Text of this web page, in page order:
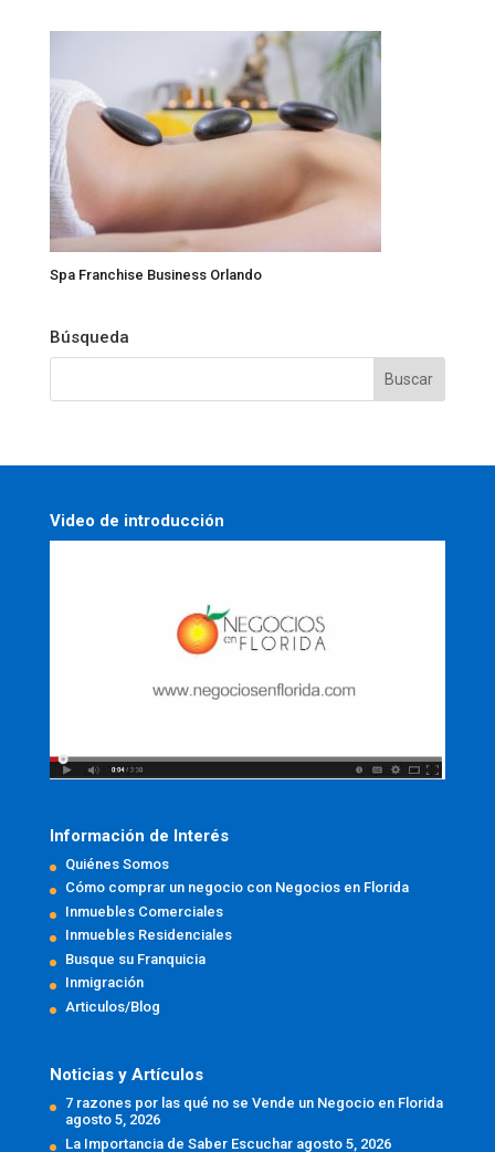
Spa Franchise Business Orlando
Búsqueda
Video de introducción
Información de Interés
Quiénes Somos
Cómo comprar un negocio con Negocios en Florida
Inmuebles Comerciales
Inmuebles Residenciales
Busque su Franquicia
Inmigración
Articulos/Blog
Noticias y Artículos
7 razones por las qué no se Vende un Negocio en Florida
agosto 5, 2026
La Importancia de Saber Escuchar agosto 5, 2026